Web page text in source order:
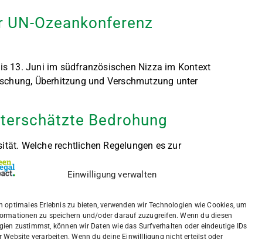
Einwilligung verwalten
optimales Erlebnis zu bieten, verwenden wir Technologien wie Cookies, um
zu speichern und/oder darauf zuzugreifen. Wenn du diesen
zustimmst, können wir Daten wie das Surfverhalten oder eindeutige IDs
Website verarbeiten. Wenn du deine Einwillligung nicht erteilst oder
Ozeankonferenz
13. Juni im südfranzösischen Nizza im Kontext
Überhitzung und Verschmutzung unter
Bedrohung
Welche rechtlichen Regelungen es zur
Problem darstellt.
Impressum Kontakt Datenschutz